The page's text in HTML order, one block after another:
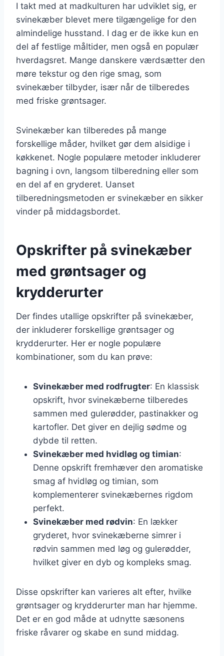
I takt med at madkulturen har udviklet sig, er
svinekæber blevet mere tilgængelige for den
almindelige husstand. I dag er de ikke kun en
del af festlige måltider, men også en populær
hverdagsret. Mange danskere værdsætter den
møre tekstur og den rige smag, som
svinekæber tilbyder, især når de tilberedes
med friske grøntsager.
Svinekæber kan tilberedes på mange
forskellige måder, hvilket gør dem alsidige i
køkkenet. Nogle populære metoder inkluderer
bagning i ovn, langsom tilberedning eller som
en del af en gryderet. Uanset
tilberedningsmetoden er svinekæber en sikker
vinder på middagsbordet.
Opskrifter på svinekæber
med grøntsager og
krydderurter
Der findes utallige opskrifter på svinekæber,
der inkluderer forskellige grøntsager og
krydderurter. Her er nogle populære
kombinationer, som du kan prøve:
Svinekæber med rodfrugter: En klassisk
opskrift, hvor svinekæberne tilberedes
sammen med gulerødder, pastinakker og
kartofler. Det giver en dejlig sødme og
dybde til retten.
Svinekæber med hvidløg og timian:
Denne opskrift fremhæver den aromatiske
smag af hvidløg og timian, som
komplementerer svinekæbernes rigdom
perfekt.
Svinekæber med rødvin: En lækker
gryderet, hvor svinekæberne simrer i
rødvin sammen med løg og gulerødder,
hvilket giver en dyb og kompleks smag.
Disse opskrifter kan varieres alt efter, hvilke
grøntsager og krydderurter man har hjemme.
Det er en god måde at udnytte sæsonens
friske råvarer og skabe en sund middag.